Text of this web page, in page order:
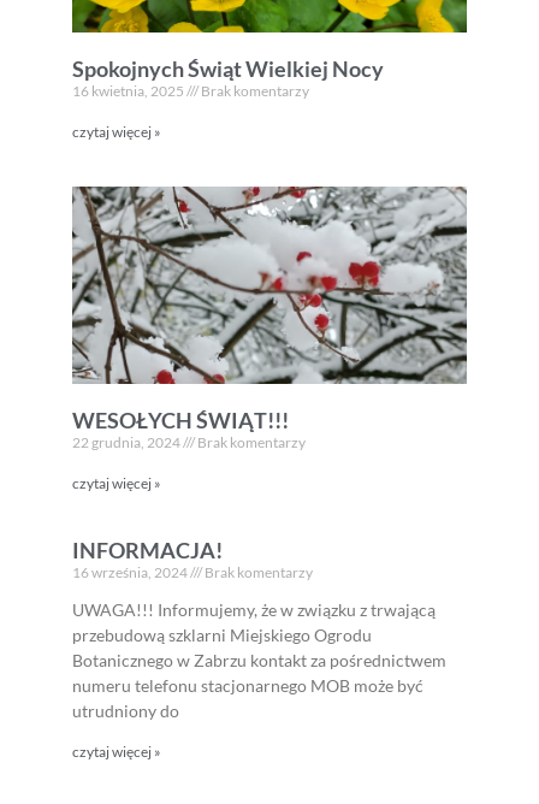
Spokojnych Świąt Wielkiej Nocy
16 kwietnia, 2025 Brak komentarzy
czytaj więcej »
WESOŁYCH ŚWIĄT!!!
22 grudnia, 2024 Brak komentarzy
czytaj więcej »
INFORMACJA!
16 września, 2024 Brak komentarzy
UWAGA!!! Informujemy, że w związku z trwającą
przebudową szklarni Miejskiego Ogrodu
Botanicznego w Zabrzu kontakt za pośrednictwem
numeru telefonu stacjonarnego MOB może być
utrudniony do
czytaj więcej »